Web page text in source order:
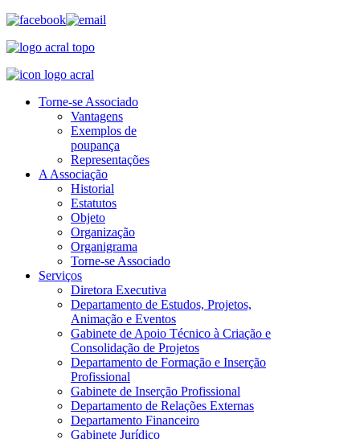
Torne-se Associado
Vantagens
Exemplos de
poupança
Representações
A Associação
Historial
Estatutos
Objeto
Organização
Organigrama
Torne-se Associado
Serviços
Diretora Executiva
Departamento de Estudos, Projetos,
Animação e Eventos
Gabinete de Apoio Técnico à Criação e
Consolidação de Projetos
Departamento de Formação e Inserção
Profissional
Gabinete de Inserção Profissional
Departamento de Relações Externas
Departamento Financeiro
Gabinete Jurídico